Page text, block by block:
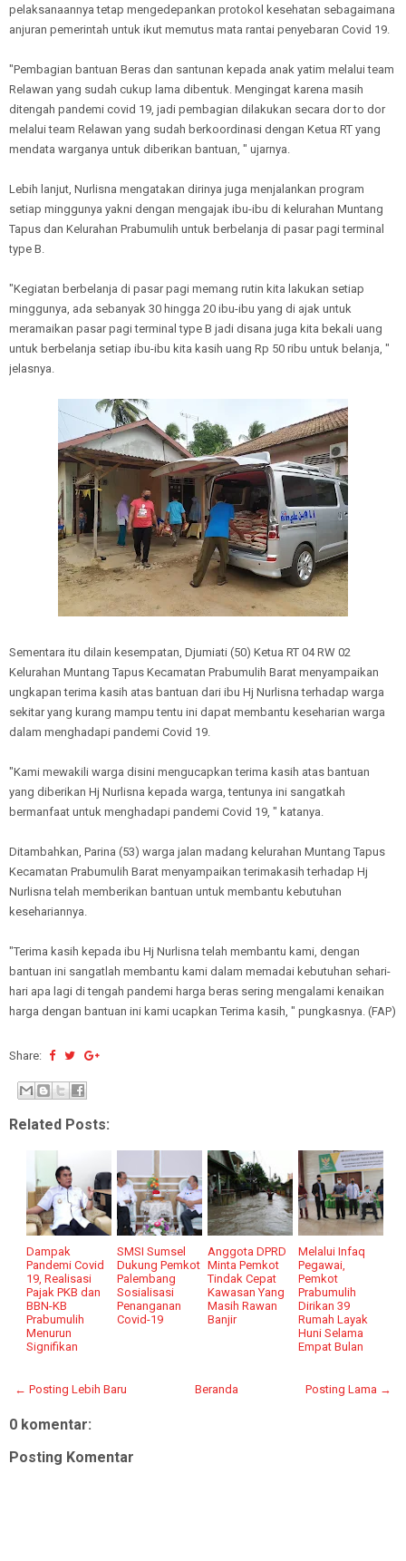
pelaksanaannya tetap mengedepankan protokol kesehatan sebagaimana
anjuran pemerintah untuk ikut memutus mata rantai penyebaran Covid 19.
"Pembagian bantuan Beras dan santunan kepada anak yatim melalui team
Relawan yang sudah cukup lama dibentuk. Mengingat karena masih
ditengah pandemi covid 19, jadi pembagian dilakukan secara dor to dor
melalui team Relawan yang sudah berkoordinasi dengan Ketua RT yang
mendata warganya untuk diberikan bantuan, " ujarnya.
Lebih lanjut, Nurlisna mengatakan dirinya juga menjalankan program
setiap minggunya yakni dengan mengajak ibu-ibu di kelurahan Muntang
Tapus dan Kelurahan Prabumulih untuk berbelanja di pasar pagi terminal
type B.
"Kegiatan berbelanja di pasar pagi memang rutin kita lakukan setiap
minggunya, ada sebanyak 30 hingga 20 ibu-ibu yang di ajak untuk
meramaikan pasar pagi terminal type B jadi disana juga kita bekali uang
untuk berbelanja setiap ibu-ibu kita kasih uang Rp 50 ribu untuk belanja, "
jelasnya.
Sementara itu dilain kesempatan, Djumiati (50) Ketua RT 04 RW 02
Kelurahan Muntang Tapus Kecamatan Prabumulih Barat menyampaikan
ungkapan terima kasih atas bantuan dari ibu Hj Nurlisna terhadap warga
sekitar yang kurang mampu tentu ini dapat membantu keseharian warga
dalam menghadapi pandemi Covid 19.
"Kami mewakili warga disini mengucapkan terima kasih atas bantuan
yang diberikan Hj Nurlisna kepada warga, tentunya ini sangatkah
bermanfaat untuk menghadapi pandemi Covid 19, " katanya.
Ditambahkan, Parina (53) warga jalan madang kelurahan Muntang Tapus
Kecamatan Prabumulih Barat menyampaikan terimakasih terhadap Hj
Nurlisna telah memberikan bantuan untuk membantu kebutuhan
kesehariannya.
"Terima kasih kepada ibu Hj Nurlisna telah membantu kami, dengan
bantuan ini sangatlah membantu kami dalam memadai kebutuhan sehari-
hari apa lagi di tengah pandemi harga beras sering mengalami kenaikan
harga dengan bantuan ini kami ucapkan Terima kasih, " pungkasnya. (FAP)
Share:
Related Posts:
Dampak
Pandemi Covid
19, Realisasi
Pajak PKB dan
BBN-KB
Prabumulih
Menurun
Signifikan
SMSI Sumsel
Dukung Pemkot
Palembang
Sosialisasi
Penanganan
Covid-19
Anggota DPRD
Minta Pemkot
Tindak Cepat
Kawasan Yang
Masih Rawan
Banjir
Melalui Infaq
Pegawai,
Pemkot
Prabumulih
Dirikan 39
Rumah Layak
Huni Selama
Empat Bulan
← Posting Lebih Baru Posting Lama →
Beranda
0 komentar:
Posting Komentar